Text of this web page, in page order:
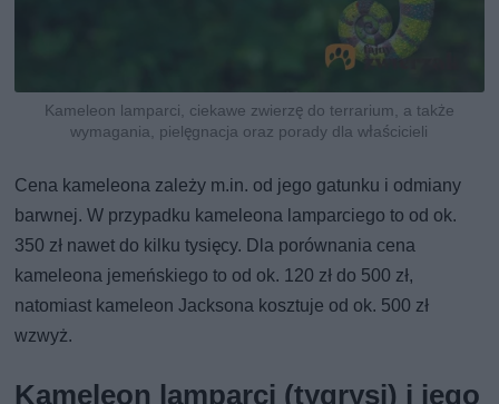
Kameleon lamparci, ciekawe zwierzę do terrarium, a także
wymagania, pielęgnacja oraz porady dla właścicieli
Cena kameleona zależy m.in. od jego gatunku i odmiany
barwnej. W przypadku kameleona lamparciego to od ok.
350 zł nawet do kilku tysięcy. Dla porównania cena
kameleona jemeńskiego to od ok. 120 zł do 500 zł,
natomiast kameleon Jacksona kosztuje od ok. 500 zł
wzwyż.
Kameleon lamparci (tygrysi) i jego